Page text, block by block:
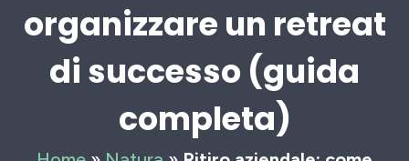
organizzare un retreat
di successo (guida
completa)